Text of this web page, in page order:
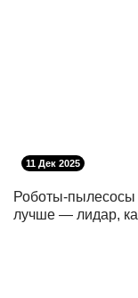
11 Дек 2025
Роботы‑пылесосы
лучше — лидар,